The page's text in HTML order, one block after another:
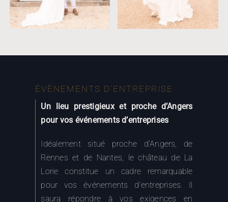
pour vos événements d’entreprises
Rennes et de Nantes, le château de La
Lorie constitue un cadre remarquable
pour vos événements d’entreprises. Il
saura répondre à vos exigences en